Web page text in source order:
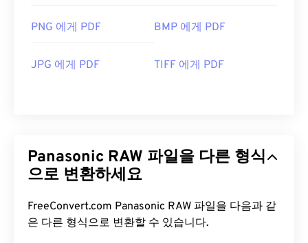
PNG 에게 PDF BMP 에게 PDF
JPG 에게 PDF TIFF 에게 PDF
Panasonic RAW 파일을 다른 형식
으로 변환하세요
FreeConvert.com Panasonic RAW 파일을 다음과 같
은 다른 형식으로 변환할 수 있습니다.